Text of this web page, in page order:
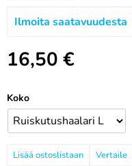
Ilmoita saatavuudesta
16,50 €
Koko
Vertaile